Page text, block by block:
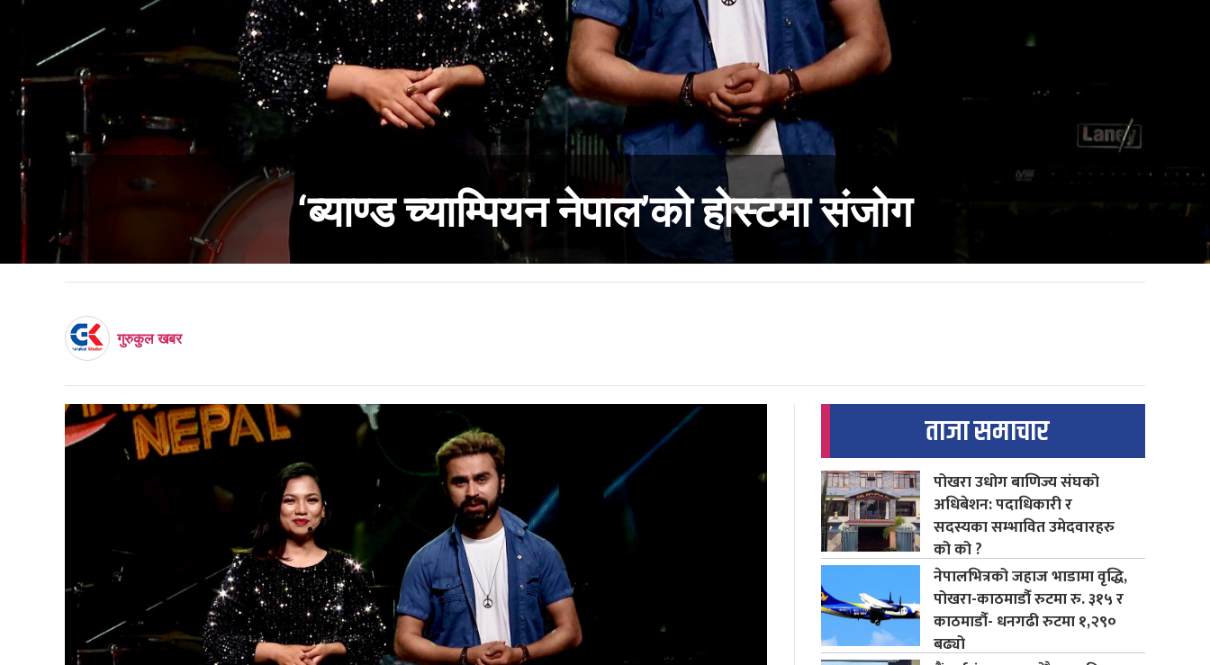
‘ब्याण्ड च्याम्पियन नेपाल’को होस्टमा संजोग
गुरुकुल खबर
ताजा समाचार
पोखरा उधोग बाणिज्य संघको
अधिबेशन: पदाधिकारी र
सदस्यका सम्भावित उमेदवारहरु
को को ?
नेपालभित्रको जहाज भाडामा वृद्धि,
पोखरा-काठमाडौँ रुटमा रु. ३१५ र
काठमाडौँ- धनगढी रुटमा १,२९०
बढ्यो